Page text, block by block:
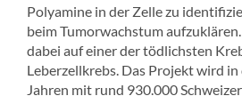
Polyamine in der Zelle zu
beim Tumorwachstum
dabei auf einer der tödlichsten
Leberzellkrebs. Das Projekt wird
Jahren mit rund 930.000